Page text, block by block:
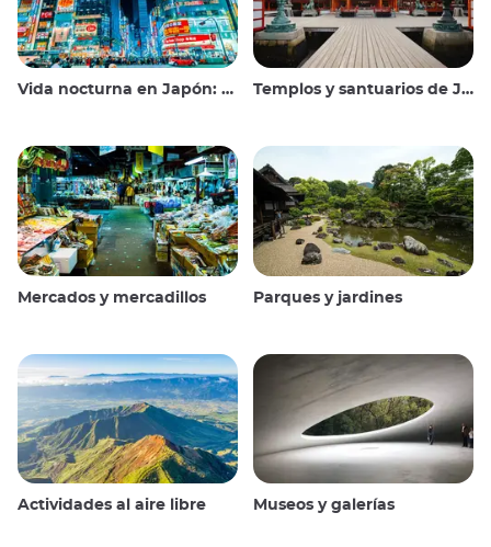
Vida nocturna en Japón: salir, ver y beber Templos y santuarios de Japón
Mercados y mercadillos Parques y jardines
Actividades al aire libre Museos y galerías